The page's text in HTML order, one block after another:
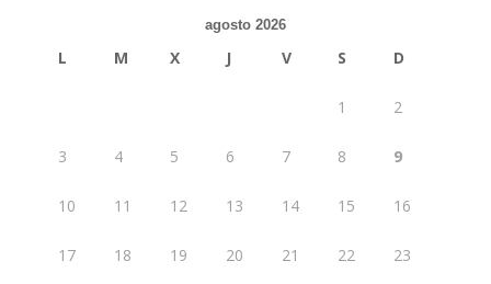
agosto 2026
L M X J V S D
1 2
3 4 5 6 7 8 9
10 11 12 13 14 15 16
17 18 19 20 21 22 23